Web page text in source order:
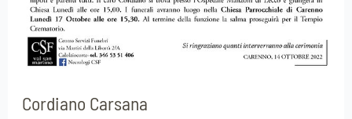
Cordiano Carsana